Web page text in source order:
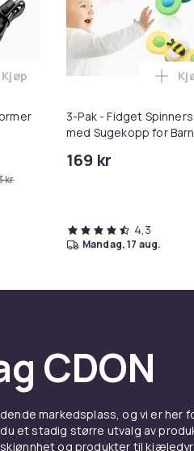
kr
Legg SCART til HDMI-omformer
Kjøp
3-Pak - Fidget Spinners
med Sugekopp for Barn
169 kr
4,3
mandag, 17 aug.
CDON
markedsplass, og vi er her
et stadig større utvalg av
og produkter til